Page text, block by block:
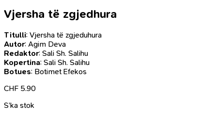
Vjersha të zgjedhura
Titulli: Vjersha të zgjeduhura
Autor: Agim Deva
Redaktor: Sali Sh. Salihu
Kopertina: Sali Sh. Salihu
Botues: Botimet Efekos
CHF 5.90
S’ka stok